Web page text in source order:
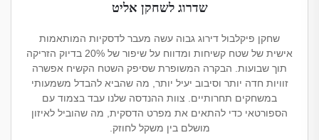
שדרוג לשחקן אליט
שחקן פיקלבול דירוג גבוה עשה מעבר לדסקיות המותאמות
אישית של שטח קשיחות ומדווח על שיפור של 20% בדיוק הזריקה
תוך שבועות. הבקרה המשופרת שסיפק השטח הקשיח אפשרה
זוויות חדה יותר וסיבוב יעיל יותר, מה שהביא להבדל משמעותי
במשחקים תחרותיים. צוות ההנדסה שלנו עבד בצמוד עם
הספורטאי כדי להתאים את מפרט הדסקית, מה שהוביל לאיזון
מושלם בין משקל לחוזק.